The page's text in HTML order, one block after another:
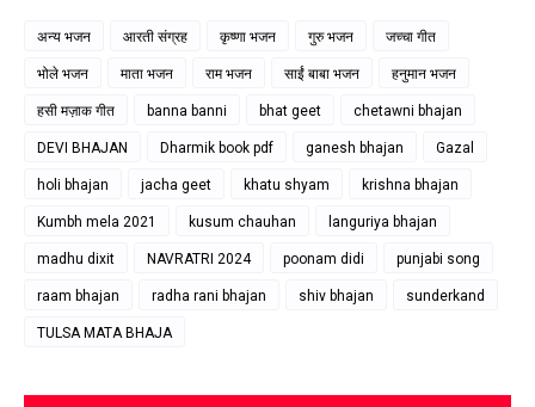
अन्य भजन आरती संग्रह कृष्णा भजन गुरु भजन जच्चा गीत
भोले भजन माता भजन राम भजन साईं बाबा भजन हनुमान भजन
हसी मज़ाक गीत banna banni bhat geet chetawni bhajan
DEVI BHAJAN Dharmik book pdf ganesh bhajan Gazal
holi bhajan jacha geet khatu shyam krishna bhajan
Kumbh mela 2021 kusum chauhan languriya bhajan
madhu dixit NAVRATRI 2024 poonam didi punjabi song
raam bhajan radha rani bhajan shiv bhajan sunderkand
TULSA MATA BHAJA